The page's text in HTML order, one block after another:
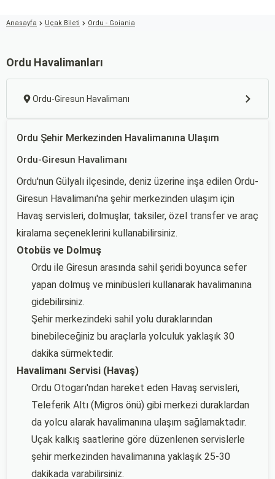
Anasayfa Uçak Bileti Ordu - Goiania
Ordu Havalimanları
Ordu-Giresun Havalimanı
Ordu Şehir Merkezinden Havalimanına Ulaşım
Ordu-Giresun Havalimanı
Ordu'nun Gülyalı ilçesinde, deniz üzerine inşa edilen Ordu-
Giresun Havalimanı'na şehir merkezinden ulaşım için
Havaş servisleri, dolmuşlar, taksiler, özel transfer ve araç
kiralama seçeneklerini kullanabilirsiniz.
Otobüs ve Dolmuş
Ordu ile Giresun arasında sahil şeridi boyunca sefer
yapan dolmuş ve minibüsleri kullanarak havalimanına
gidebilirsiniz.
Şehir merkezindeki sahil yolu duraklarından
binebileceğiniz bu araçlarla yolculuk yaklaşık 30
dakika sürmektedir.
Havalimanı Servisi (Havaş)
Ordu Otogarı'ndan hareket eden Havaş servisleri,
Teleferik Altı (Migros önü) gibi merkezi duraklardan
da yolcu alarak havalimanına ulaşım sağlamaktadır.
Uçak kalkış saatlerine göre düzenlenen servislerle
şehir merkezinden havalimanına yaklaşık 25-30
dakikada varabilirsiniz.